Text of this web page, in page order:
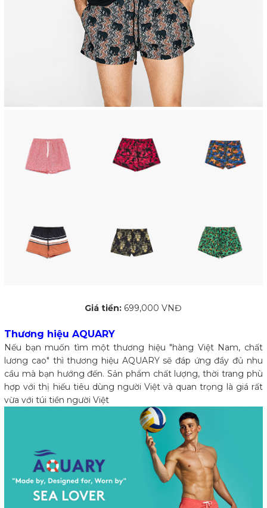
Giá tiền: 699,000 VNĐ
Thương hiệu AQUARY
Nếu bạn muốn tìm một thương hiệu "hàng Việt Nam, chất
lương cao" thì thương hiệu AQUARY sẽ đáp ứng đầy đủ nhu
cầu mà bạn hướng đến. Sản phẩm chất lượng, thời trang phù
hợp với thị hiếu tiêu dùng người Việt và quan trọng là giá rất
vừa với túi tiền người Việt